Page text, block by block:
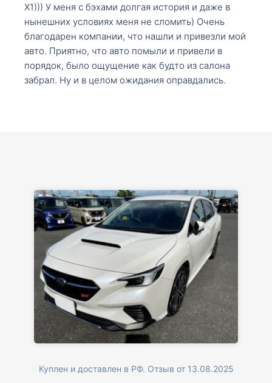
X1))) У меня с бэхами долгая история и даже в
нынешних условиях меня не сломить) Очень
благодарен компании, что нашли и привезли мой
авто. Приятно, что авто помыли и привели в
порядок, было ощущение как будто из салона
забрал. Ну и в целом ожидания оправдались.
Куплен и доставлен в РФ. Отзыв от 13.08.2025